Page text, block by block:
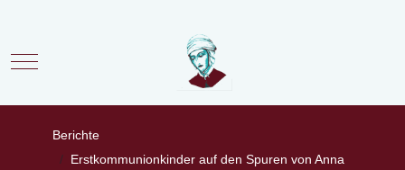
Mobile Menu Toggle
Berichte
Erstkommunionkinder auf den Spuren von Anna